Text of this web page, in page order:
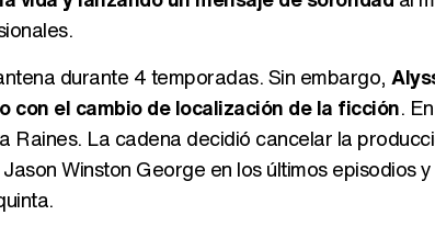
durante 4 temporadas. Sin embargo,
con el cambio de localización de la ficción.
La cadena decidió cancelar la
Winston George en los últimos episodios